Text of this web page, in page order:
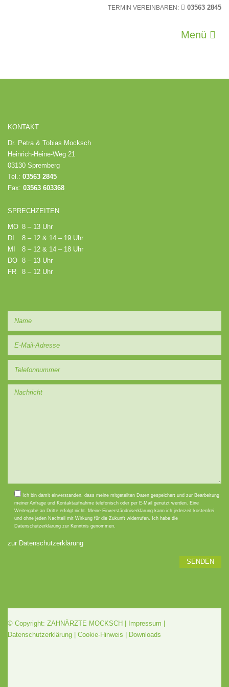
TERMIN VEREINBAREN: 03563 2845
Menü
KONTAKT
Dr. Petra & Tobias Mocksch
Heinrich-Heine-Weg 21
03130 Spremberg
Tel.: 03563 2845
Fax: 03563 603368
SPRECHZEITEN
MO 8 – 13 Uhr
DI
8 – 12 & 14 – 19 Uhr
MI
8 – 12 & 14 – 18 Uhr
DO 8 – 13 Uhr
FR
8 – 12 Uhr
Ich bin damit einverstanden, dass meine mitgeteilten Daten gespeichert und zur Bearbeitung
meiner Anfrage und Kontaktaufnahme telefonisch oder per E-Mail genutzt werden. Eine
Weitergabe an Dritte erfolgt nicht. Meine Einverständniserklärung kann ich jederzeit kostenfrei
und ohne jeden Nachteil mit Wirkung für die Zukunft widerrufen. Ich habe die
Datenschutzerklärung zur Kenntnis genommen.
zur Datenschutzerklärung
© Copyright: ZAHNÄRZTE MOCKSCH | Impressum
Datenschutzerklärung
Cookie-Hinweis Downloads